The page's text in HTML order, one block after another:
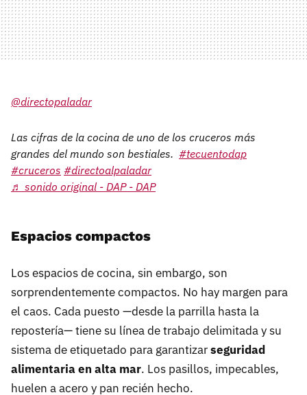
@directopaladar
Las cifras de la cocina de uno de los cruceros más
grandes del mundo son bestiales.⁣ ⁣ #tecuentodap
#cruceros #directoalpaladar
♬ sonido original - DAP - DAP
Espacios compactos
Los espacios de cocina, sin embargo, son
sorprendentemente compactos. No hay margen para
el caos. Cada puesto —desde la parrilla hasta la
repostería— tiene su línea de trabajo delimitada y su
sistema de etiquetado para garantizarseguridad
alimentaria en alta mar. Los pasillos, impecables,
huelen a acero y pan recién hecho.